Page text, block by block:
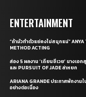
ENTERTAINMENT
“ถ้ามัวทำตัวแย่คงไม่สนุกแน่”
METHOD ACTING
ส่อง 5 ผลงาน ‘เถียนซีเวย’ นางเอ
และ PURSUIT OF JADE ล่าหยก
ARIANA GRANDE ประกาศพักงาน
อย่างต่อเนื่อง